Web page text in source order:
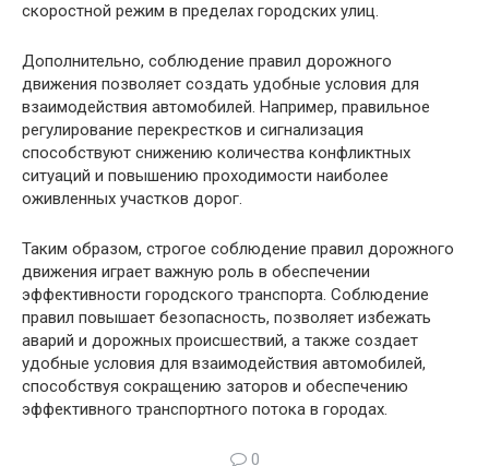
скоростной режим в пределах городских улиц.
Дополнительно, соблюдение правил дорожного
движения позволяет создать удобные условия для
взаимодействия автомобилей. Например, правильное
регулирование перекрестков и сигнализация
способствуют снижению количества конфликтных
ситуаций и повышению проходимости наиболее
оживленных участков дорог.
Таким образом, строгое соблюдение правил дорожного
движения играет важную роль в обеспечении
эффективности городского транспорта. Соблюдение
правил повышает безопасность, позволяет избежать
аварий и дорожных происшествий, а также создает
удобные условия для взаимодействия автомобилей,
способствуя сокращению заторов и обеспечению
эффективного транспортного потока в городах.
0